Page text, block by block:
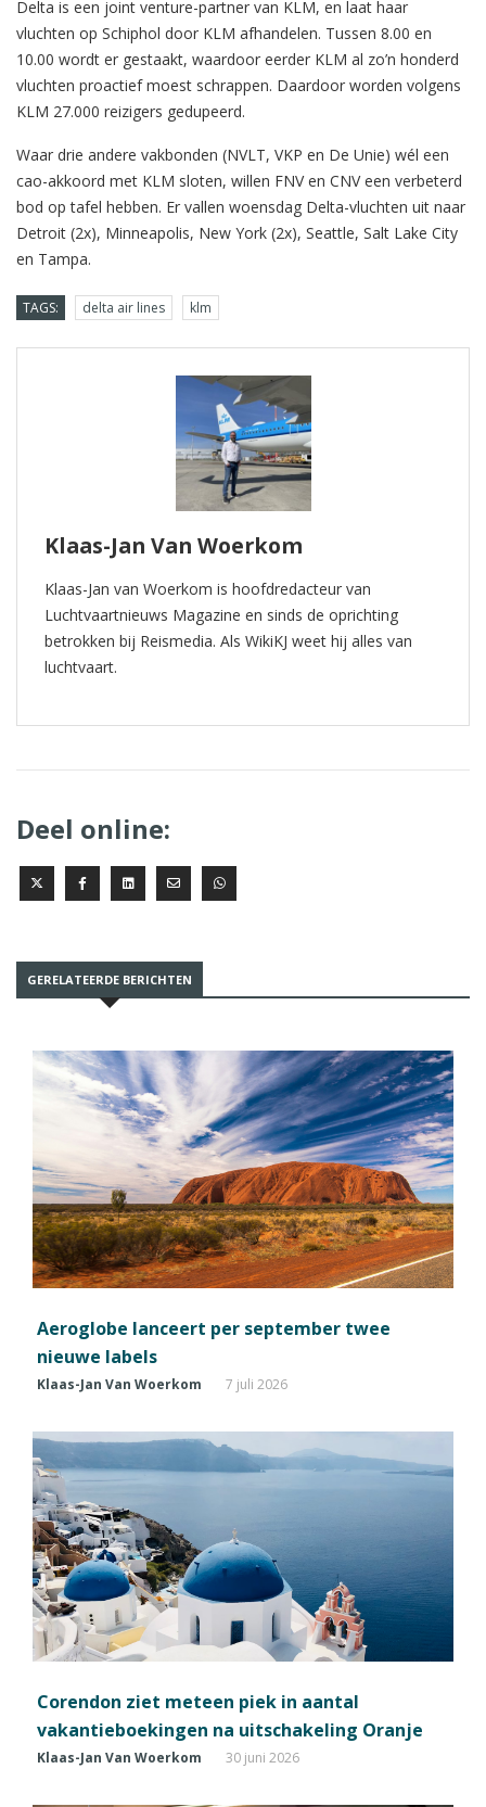
Delta is een joint venture-partner van KLM, en laat haar
vluchten op Schiphol door KLM afhandelen. Tussen 8.00 en
10.00 wordt er gestaakt, waardoor eerder KLM al zo’n honderd
vluchten proactief moest schrappen. Daardoor worden volgens
KLM 27.000 reizigers gedupeerd.
Waar drie andere vakbonden (NVLT, VKP en De Unie) wél een
cao-akkoord met KLM sloten, willen FNV en CNV een verbeterd
bod op tafel hebben. Er vallen woensdag Delta-vluchten uit naar
Detroit (2x), Minneapolis, New York (2x), Seattle, Salt Lake City
en Tampa.
TAGS: delta air lines klm
Klaas-Jan Van Woerkom
Klaas-Jan van Woerkom is hoofdredacteur van
Luchtvaartnieuws Magazine en sinds de oprichting
betrokken bij Reismedia. Als WikiKJ weet hij alles van
luchtvaart.
Deel online:
GERELATEERDE BERICHTEN
Aeroglobe lanceert per september twee
nieuwe labels
Klaas-Jan Van Woerkom 7 juli 2026
Corendon ziet meteen piek in aantal
vakantieboekingen na uitschakeling Oranje
Klaas-Jan Van Woerkom 30 juni 2026